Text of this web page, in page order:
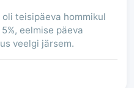
teisipäeva hommikul
eelmise päeva
veelgi järsem.